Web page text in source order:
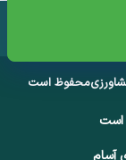
محفوظ است
است
آسام